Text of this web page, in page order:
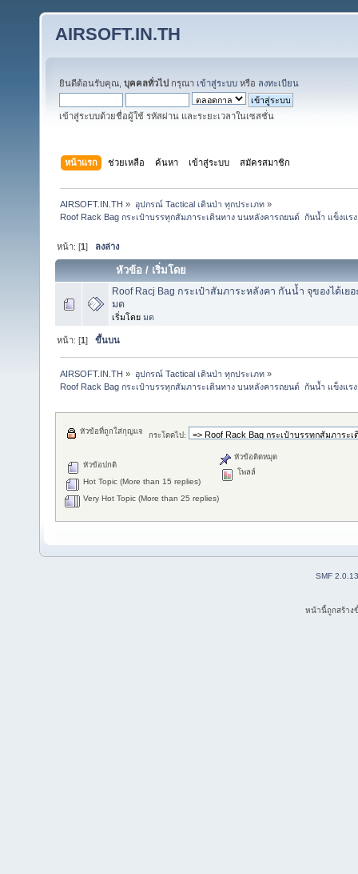
AIRSOFT.IN.TH
ยินดีต้อนรับคุณ, บุคคลทั่วไป กรุณา เข้าสู่ระบบ หรือ ลงทะเบียน
เข้าสู่ระบบด้วยชื่อผู้ใช้ รหัสผ่าน และระยะเวลาในเซสชั่น
หน้าแรก ช่วยเหลือ ค้นหา เข้าสู่ระบบ สมัครสมาชิก
AIRSOFT.IN.TH » อุปกรณ์ Tactical เดินป่า ทุกประเภท»
Roof Rack Bag กระเป๋าบรรทุกสัมภาระเดินทาง บนหลังคารถยนต์  กันน้ำ แข็งแร
หน้า: [1] ลงล่าง
หัวข้อ / เริ่มโดย
Roof Racj Bag กระเป๋าสัมภาระหลังคา กันน้ำ จุของได้เย
มด
เริ่มโดย มด
หน้า: [1]ขึ้นบน
AIRSOFT.IN.TH » อุปกรณ์ Tactical เดินป่า ทุกประเภท»
Roof Rack Bag กระเป๋าบรรทุกสัมภาระเดินทาง บนหลังคารถยนต์  กันน้ำ แข็งแร
กระโดดไป:
หัวข้อปกติ
Hot Topic (More than 15 replies)
Very Hot Topic (More than 25 replies)
หัวข้อที่ถูกใส่กุญแจ
หัวข้อติดหมุด
โพลล์
SMF 2.0.13
หน้านี้ถูกสร้าง